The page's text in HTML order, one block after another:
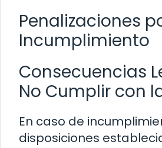
Penalizaciones
Incumplimiento
Consecuencias
No Cumplir con
En caso de
disposiciones